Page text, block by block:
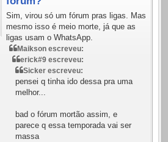
Sim, virou só um fórum pras ligas. Mas
mesmo isso é meio morte, já que as
ligas usam o WhatsApp.
Maikson escreveu:
erick#9 escreveu:
Sicker escreveu:
pensei q tinha ido dessa pra uma
melhor...
bad o fórum mortão assim, e
parece q essa temporada vai ser
massa